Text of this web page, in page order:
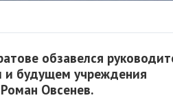
обзавелся
и будущем учреждения
Овсенев.